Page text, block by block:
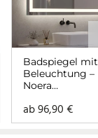
Badspiegel mit
Beleuchtung –
Noera
ab96,90€